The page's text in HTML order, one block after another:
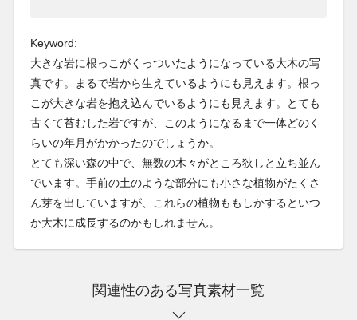
Keyword:
大きな岩に根っこがくっついたようになっている大木の写
真です。まるで岩から生えているようにも見えます。根っ
こが大きな岩を抱え込んでいるようにも見えます。とても
古くて苔むした岩ですが、このようになるまで一体どのく
らいの年月がかかったのでしょうか。
とても深い森の中で、無数の木々がところ狭しと立ち並ん
でいます。手前の土のような部分にも小さな植物がたくさ
ん芽を出していますが、これらの植物ももしかするといつ
か大木に成長するのかもしれません。
関連性のある写真素材一覧